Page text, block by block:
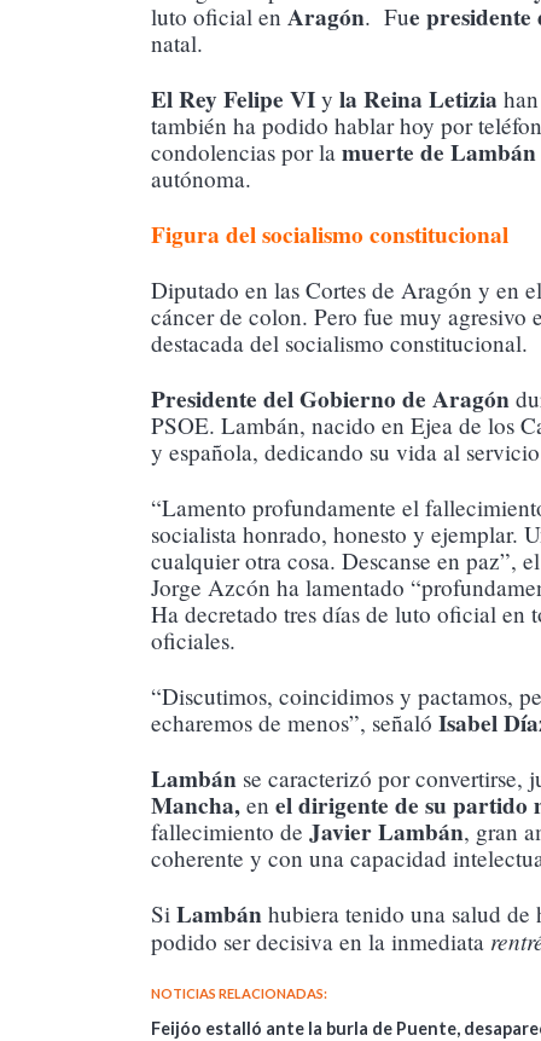
luto oficial en Aragón. Fue
natal.
El Rey Felipe VI y la Reina Letizia
también ha podido hablar hoy por
condolencias por la muerte de Lambán
autónoma.
Figura del socialismo constitucional
Diputado en las Cortes de Aragón y en
cáncer de colon. Pero fue muy agresivo
destacada del socialismo constitucional.
Presidente del Gobierno de Aragón
PSOE. Lambán, nacido en Ejea de los
y española, dedicando su vida al
“Lamento profundamente el
socialista honrado, honesto y ejemplar.
cualquier otra cosa. Descanse en paz”,
Jorge Azcón ha lamentado
Ha decretado tres días de luto oficial en
oficiales.
“Discutimos, coincidimos y pactamos,
echaremos de menos”, señaló Isabel
Lambán se caracterizó por convertirse,
Mancha, en el dirigente de su partido
fallecimiento de Javier Lambán, gran
coherente y con una capacidad
Si Lambán hubiera tenido una salud
podido ser decisiva en la inmediata
NOTICIAS RELACIONADAS:
Feijóo estalló ante la burla de Puente,